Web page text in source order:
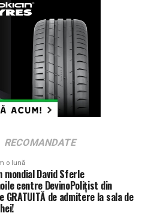
RECOMANDATE
o lună
mondial David Sferle
centre DevinoPolițist din
GRATUITĂ de admitere la sala de